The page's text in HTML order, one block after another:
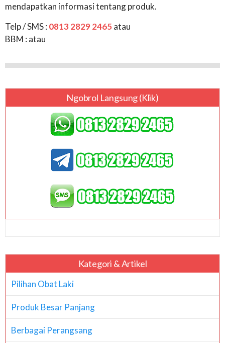
mendapatkan informasi tentang produk.
Telp / SMS : 0813 2829 2465atau
BBM : atau
Ngobrol Langsung (klik)
Kategori & Artikel
Pilihan Obat Laki
Produk Besar Panjang
Berbagai Perangsang